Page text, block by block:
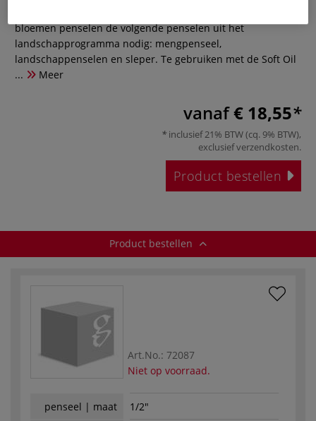
bloemen penselen de volgende penselen uit het
landschapprogramma nodig: mengpenseel,
landschappenselen en sleper. Te gebruiken met de Soft Oil
...
Meer
vanaf€ 18,55
inclusief 21% BTW (cq. 9% BTW),
exclusiefverzendkosten.
Product bestellen
Product bestellen
Art.No.: 72087
Niet op voorraad.
penseel | maat
1/2"